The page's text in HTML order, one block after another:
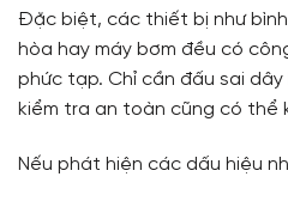
Đặc biệt, các thiết bị như
hòa hay máy bơm đều có
phức tạp. Chỉ cần đấu sai
kiểm tra an toàn cũng có thể
Nếu phát hiện các dấu hiệu